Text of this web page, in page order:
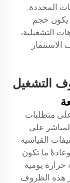
المحددة.
يكون حجم
التشغيلية،
التشغيل
متطلبات
على
القياسية
ما تكون
درجة حرارة يومية
هذه الظروف